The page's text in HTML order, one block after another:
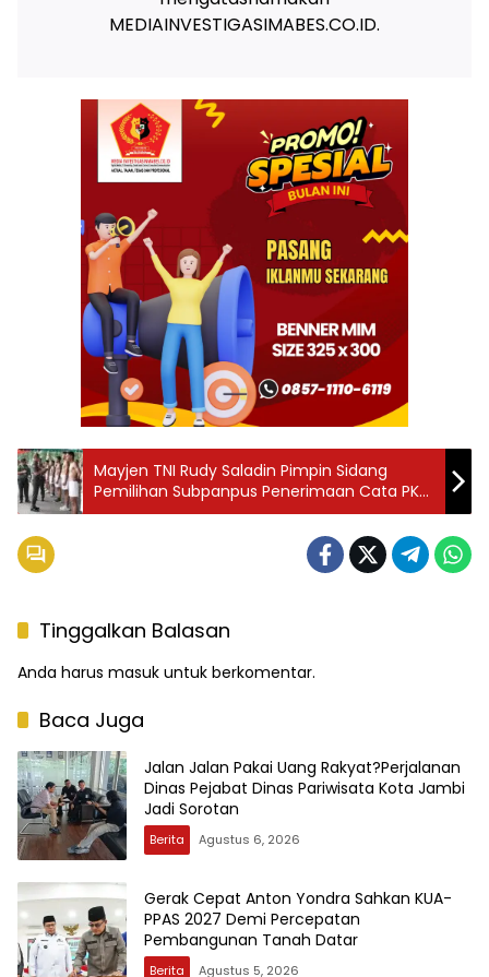
MEDIAINVESTIGASIMABES.CO.ID.
Mayjen TNI Rudy Saladin Pimpin Sidang
Pemilihan Subpanpus Penerimaan Cata PK
TNI-AD Gelombang II
Tinggalkan Balasan
Anda harus masuk untuk berkomentar.
Baca Juga
Jalan Jalan Pakai Uang Rakyat?Perjalanan
Dinas Pejabat Dinas Pariwisata Kota Jambi
Jadi Sorotan
Berita Agustus 6, 2026
Gerak Cepat Anton Yondra Sahkan KUA-
PPAS 2027 Demi Percepatan
Pembangunan Tanah Datar
Berita Agustus 5, 2026